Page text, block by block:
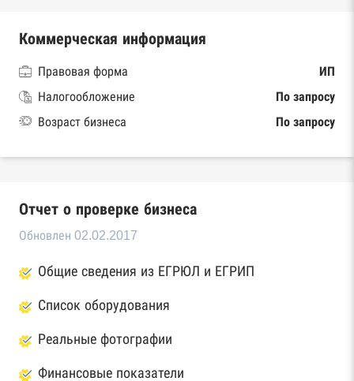
Коммерческая информация
Правовая форма
ИП
Налогообложение
По запросу
Возраст бизнеса
По запросу
Отчет о проверке бизнеса
Обновлен 02.02.2017
Общие сведения из ЕГРЮЛ и ЕГРИП
Список оборудования
Реальные фотографии
Финансовые показатели